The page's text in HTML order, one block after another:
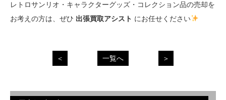
レトロサンリオ・キャラクターグッズ・コレクション品の売却を
お考えの方は、ぜひ 出張買取アシスト にお任せください
＜ 一覧へ ＞